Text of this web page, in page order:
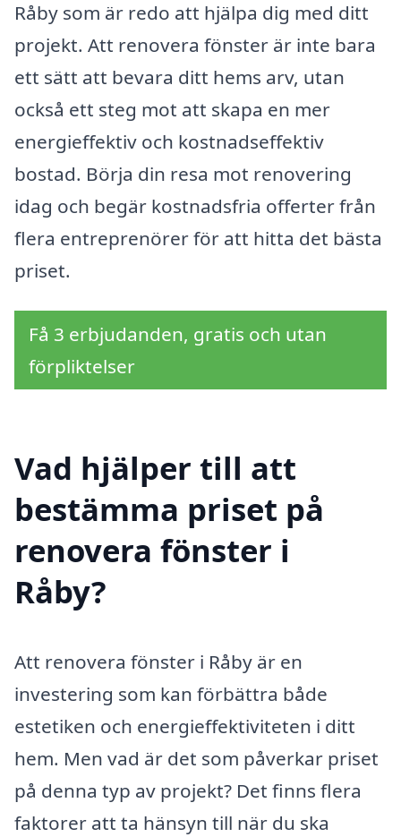
Råby som är redo att hjälpa dig med ditt
projekt. Att renovera fönster är inte bara
ett sätt att bevara ditt hems arv, utan
också ett steg mot att skapa en mer
energieffektiv och kostnadseffektiv
bostad. Börja din resa mot renovering
idag och begär kostnadsfria offerter från
flera entreprenörer för att hitta det bästa
priset.
Få 3 erbjudanden, gratis och utan
förpliktelser
Vad hjälper till att
bestämma priset på
renovera fönster i
Råby?
Att renovera fönster i Råby är en
investering som kan förbättra både
estetiken och energieffektiviteten i ditt
hem. Men vad är det som påverkar priset
på denna typ av projekt? Det finns flera
faktorer att ta hänsyn till när du ska